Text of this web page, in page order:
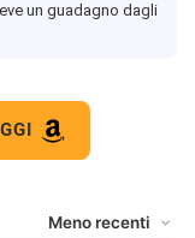
un guadagno dagli